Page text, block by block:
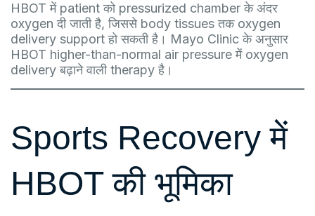
HBOT में patient को pressurized chamber के अंदर
oxygen दी जाती है, जिससे body tissues तक oxygen
delivery support हो सकती है। Mayo Clinic के अनुसार
HBOT higher-than-normal air pressure में oxygen
delivery बढ़ाने वाली therapy है।
Sports Recovery में
HBOT की भूमिका